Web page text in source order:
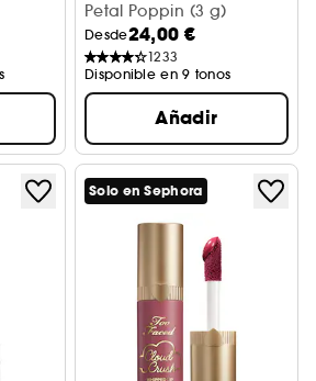
Petal Poppin (3 g)
Desde24,00 €
1233
Disponible en 9 tonos
Añadir
Solo en Sephora